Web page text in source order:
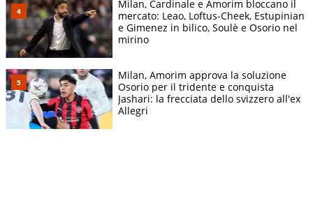
Milan, Cardinale e Amorim bloccano il
mercato: Leao, Loftus-Cheek, Estupinian
e Gimenez in bilico, Soulè e Osorio nel
mirino
Milan, Amorim approva la soluzione
Osorio per il tridente e conquista
Jashari: la frecciata dello svizzero all'ex
Allegri